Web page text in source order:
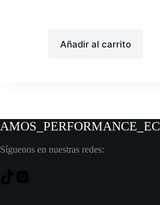
Añadir al carrito
AMOS_PERFORMANCE _EC
Síguenos en nuestras redes: